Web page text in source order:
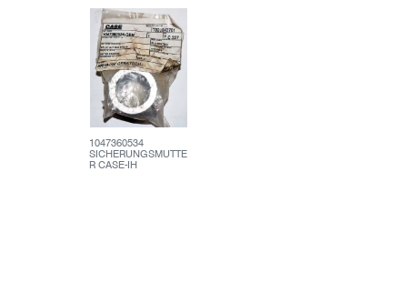
1047360534
SICHERUNGSMUTTE
R CASE-IH